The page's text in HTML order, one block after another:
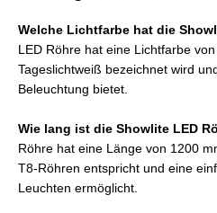
Welche Lichtfarbe hat die
LED Röhre hat eine Lichtfarbe
Tageslichtweiß bezeichnet wird
Beleuchtung bietet.
Wie lang ist die Showlite LED
Röhre hat eine Länge von 1200
T8-Röhren entspricht und eine
Leuchten ermöglicht.